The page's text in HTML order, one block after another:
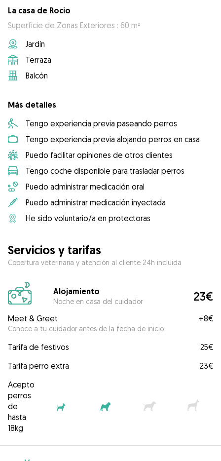
La casa de Rocio
Superficie de Zonas Exteriores : 60 m²
Jardín
Terraza
Balcón
Más detalles
Tengo experiencia previa paseando perros
Tengo experiencia previa alojando perros en casa
Puedo facilitar opiniones de otros clientes
Tengo coche disponible para trasladar perros
Puedo administrar medicación oral
Puedo administrar medicación inyectada
He sido voluntario/a en protectoras
Servicios y tarifas
Cobertura veterinaria y atención al cliente 24h incluida
Alojamiento
Noche en casa del cuidador 23€
Meet & Greet
Conoce a tu cuidador antes de la fecha de inicio.
+8€
Tarifa de festivos
25€
Tarifa perro extra
23€
Acepto
perros
de
hasta
18kg